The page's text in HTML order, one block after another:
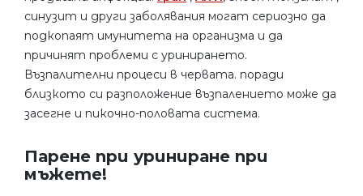
синузит и други заболявания могат сериозно да
подкопаят имунитета на организма и да
причинят проблеми с уринирането.
Възпалителни процеси в червата. поради
близкото си разположение възпалението може да
засегне и пикочно-половата система.
Парене при уриниране при
мъжете!